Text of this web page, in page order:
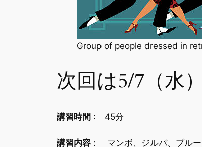
Group of people dressed in
次回は5/7（水
講習時間 : 45分
講習内容 : マンボ、ジルバ、ブルー